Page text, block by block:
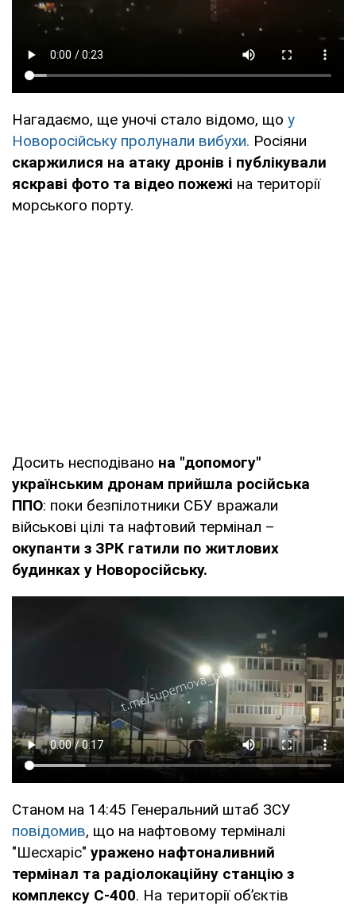
Нагадаємо, ще уночі стало відомо, що у
Новоросійську пролунали вибухи. Росіяни
скаржилися на атаку дронів і публікували
яскраві фото та відео пожежі на території
морського порту.
Досить несподівано на "допомогу"
українським дронам прийшла російська
ППО: поки безпілотники СБУ вражали
військові цілі та нафтовий термінал –
окупанти з ЗРК гатили по житлових
будинках у Новоросійську.
Станом на 14:45 Генеральний штаб ЗСУ
повідомив, що на нафтовому терміналі
"Шесхаріс" уражено нафтоналивний
термінал та радіолокаційну станцію з
комплексу С-400. На території обʼєктів